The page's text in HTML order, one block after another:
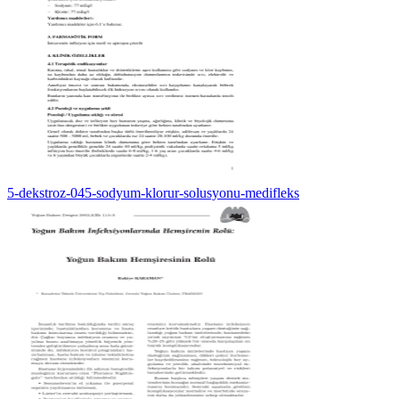
5-dekstroz-045-sodyum-klorur-solusyonu-medifleks